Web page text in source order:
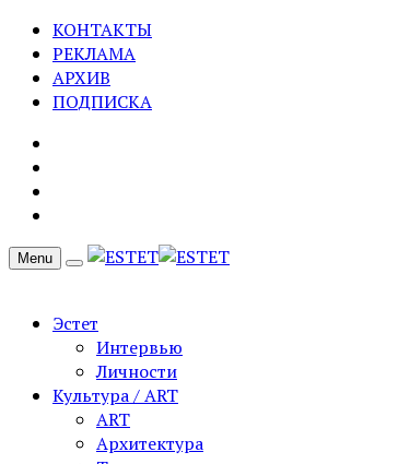
КОНТАКТЫ
РЕКЛАМА
АРХИВ
ПОДПИСКА
Menu
Эстет
Интервью
Личности
Культура / ART
ART
Архитектура